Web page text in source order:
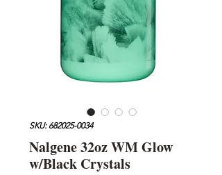
SKU: 682025-0034
Nalgene 32oz WM Glow
w/Black Crystals